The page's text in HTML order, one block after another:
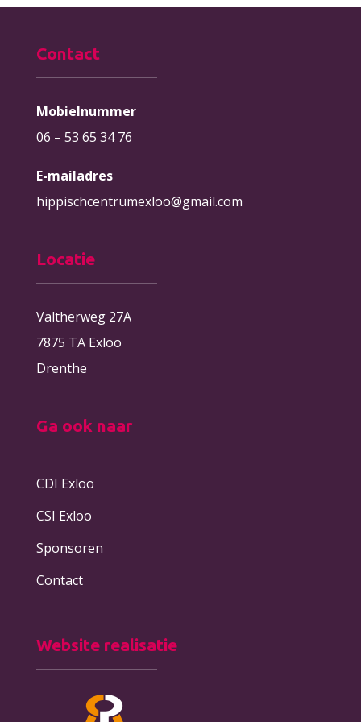
Contact
Mobielnummer
06 – 53 65 34 76
E-mailadres
hippischcentrumexloo@gmail.com
Locatie
Valtherweg 27A
7875 TA Exloo
Drenthe
Ga ook naar
CDI Exloo
CSI Exloo
Sponsoren
Contact
Website realisatie